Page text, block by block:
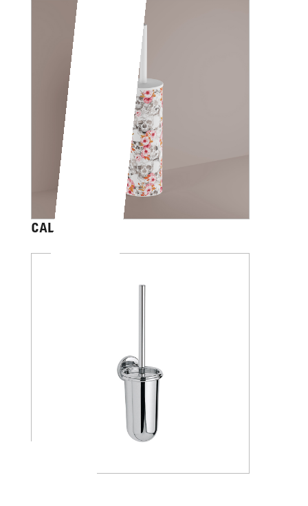
CALVARIAM